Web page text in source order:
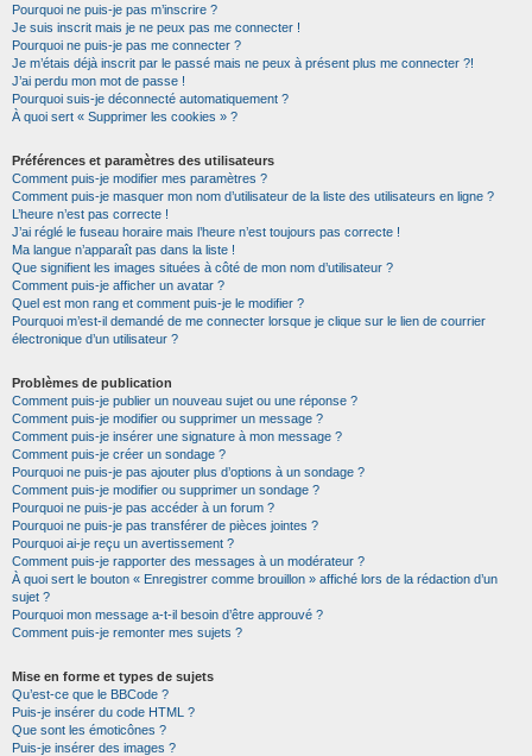
Pourquoi ne puis-je pas m’inscrire ?
Je suis inscrit mais je ne peux pas me connecter !
Pourquoi ne puis-je pas me connecter ?
Je m’étais déjà inscrit par le passé mais ne peux à présent plus me connecter ?!
J’ai perdu mon mot de passe !
Pourquoi suis-je déconnecté automatiquement ?
À quoi sert « Supprimer les cookies » ?
Préférences et paramètres des utilisateurs
Comment puis-je modifier mes paramètres ?
Comment puis-je masquer mon nom d’utilisateur de la liste des utilisateurs en ligne ?
L’heure n’est pas correcte !
J’ai réglé le fuseau horaire mais l’heure n’est toujours pas correcte !
Ma langue n’apparaît pas dans la liste !
Que signifient les images situées à côté de mon nom d’utilisateur ?
Comment puis-je afficher un avatar ?
Quel est mon rang et comment puis-je le modifier ?
Pourquoi m’est-il demandé de me connecter lorsque je clique sur le lien de courrier
électronique d’un utilisateur ?
Problèmes de publication
Comment puis-je publier un nouveau sujet ou une réponse ?
Comment puis-je modifier ou supprimer un message ?
Comment puis-je insérer une signature à mon message ?
Comment puis-je créer un sondage ?
Pourquoi ne puis-je pas ajouter plus d’options à un sondage ?
Comment puis-je modifier ou supprimer un sondage ?
Pourquoi ne puis-je pas accéder à un forum ?
Pourquoi ne puis-je pas transférer de pièces jointes ?
Pourquoi ai-je reçu un avertissement ?
Comment puis-je rapporter des messages à un modérateur ?
À quoi sert le bouton « Enregistrer comme brouillon » affiché lors de la rédaction d’un
sujet ?
Pourquoi mon message a-t-il besoin d’être approuvé ?
Comment puis-je remonter mes sujets ?
Mise en forme et types de sujets
Qu’est-ce que le BBCode ?
Puis-je insérer du code HTML ?
Que sont les émoticônes ?
Puis-je insérer des images ?